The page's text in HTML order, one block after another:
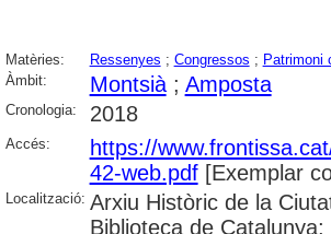
Matèries: Ressenyes ; Congressos ; Patrimoni
Àmbit:
Montsià; Amposta
Cronologia: 2018
Accés:
https://
42-web.pdf[Exemplar
Localització: Arxiu Històric de la
Biblioteca de